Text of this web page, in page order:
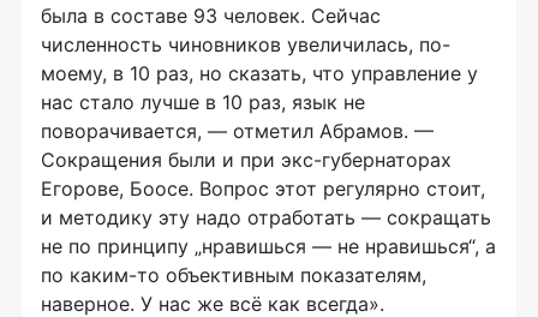
была в составе 93 человек. Сейчас
численность чиновников увеличилась, по-
моему, в 10 раз, но сказать, что управление у
нас стало лучше в 10 раз, язык не
поворачивается, — отметил Абрамов. —
Сокращения были и при экс-губернаторах
Егорове, Боосе. Вопрос этот регулярно стоит,
и методику эту надо отработать — сокращать
не по принципу „нравишься — не нравишься“, а
по каким-то объективным показателям,
наверное. У нас же всё как всегда».